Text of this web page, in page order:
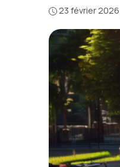
23 février 2026